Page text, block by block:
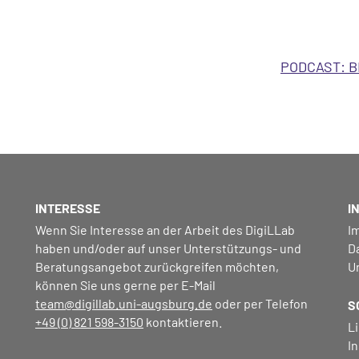
PODCAST:
INTERESSE
Wenn Sie Interesse an der Arbeit des DigiLLab
haben und/oder auf unser Unterstützungs- und
Beratungsangebot zurückgreifen möchten,
können Sie uns gerne per E-Mail
team@digillab.uni-augsburg.de oder per Telefon
+49 (0) 821 598-3150 kontaktieren.